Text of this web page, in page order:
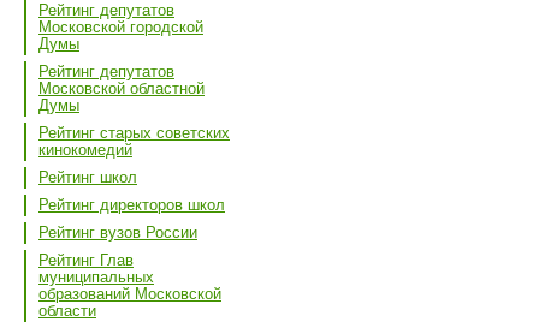
Рейтинг депутатов
Московской городской
Думы
Рейтинг депутатов
Московской областной
Думы
Рейтинг старых советских
кинокомедий
Рейтинг школ
Рейтинг директоров школ
Рейтинг вузов России
Рейтинг Глав
муниципальных
образований Московской
области